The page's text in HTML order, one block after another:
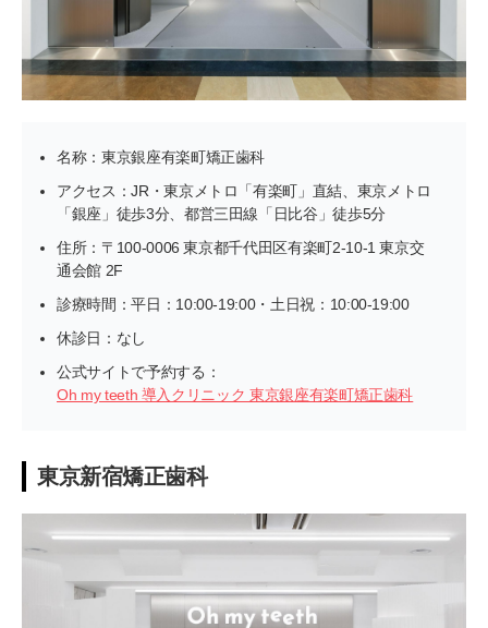
名称：東京銀座有楽町矯正歯科
アクセス：JR・東京メトロ「有楽町」直結、東京メトロ
「銀座」徒歩3分、都営三田線「日比谷」徒歩5分
住所：〒100-0006 東京都千代田区有楽町2-10-1 東京交
通会館 2F
診療時間：平日：10:00-19:00・土日祝：10:00-19:00
休診日：なし
公式サイトで予約する：
Oh my teeth 導入クリニック 東京銀座有楽町矯正歯科
東京新宿矯正歯科